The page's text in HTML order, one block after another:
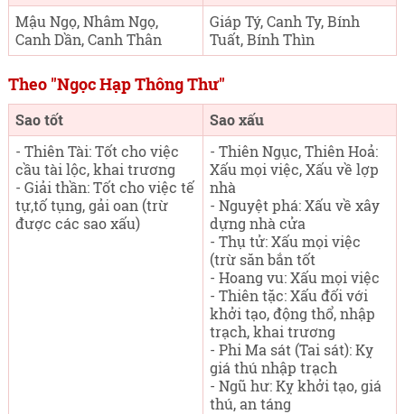
Mậu Ngọ, Nhâm Ngọ,
Canh Dần, Canh Thân
Giáp Tý, Canh Ty, Bính
Tuất, Bính Thìn
Theo "Ngọc Hạp Thông Thư"
Sao tốt
Sao xấu
- Thiên Tài: Tốt cho việc
cầu tài lộc, khai trương
- Giải thần: Tốt cho việc tế
tự,tố tụng, gải oan (trừ
được các sao xấu)
- Thiên Ngục, Thiên Hoả:
Xấu mọi việc, Xấu về lợp
nhà
- Nguyệt phá: Xấu về xây
dựng nhà cửa
- Thụ tử: Xấu mọi việc
(trừ săn bắn tốt
- Hoang vu: Xấu mọi việc
- Thiên tặc: Xấu đối với
khởi tạo, động thổ, nhập
trạch, khai trương
- Phi Ma sát (Tai sát): Kỵ
giá thú nhập trạch
- Ngũ hư: Kỵ khởi tạo, giá
thú, an táng